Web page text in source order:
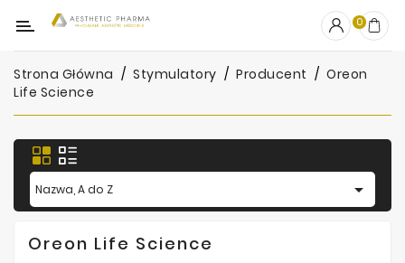
Kategoria
OUTLET
Wypełniacze
Stymulatory
Mezoterapia
Peelingi
0
Strona Główna Stymulatory Producent
Oreon
Life Science
Nazwa, A do Z 
Oreon Life Science